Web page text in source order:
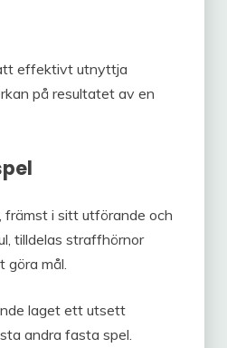
effektivt utnyttja
på resultatet av en
främst i sitt utförande och
tilldelas straffhörnor
mål.
laget ett utsett
andra fasta spel.